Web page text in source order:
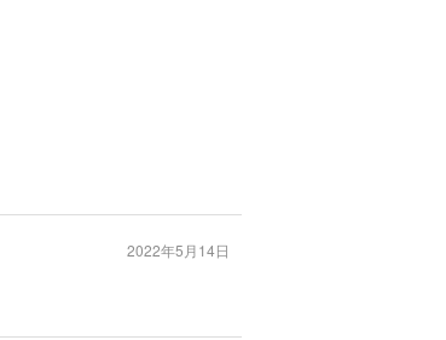
2022年5月14日